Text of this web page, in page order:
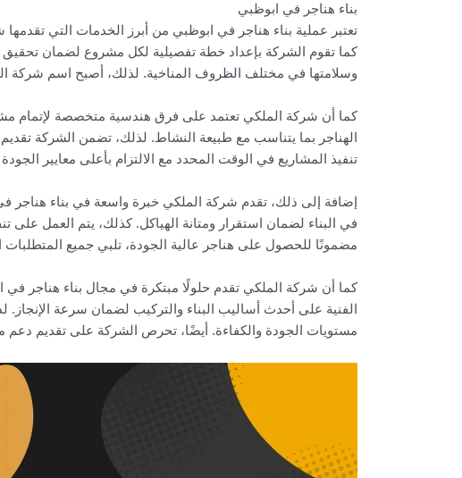
بناء هناجر في ابوظبي
تعتبر عملية بناء هناجر في ابوظبي من أبرز الخدمات التي
كما تقوم الشركة بإعداد خطة تفصيلية لكل مشروع لضمان تحقيق
وسلامتها في مختلف الظروف المناخية. لذلك، أصبح اسم شركة
كما أن شركة الملكي تعتمد على فرق هندسية متخصصة لإتمام
الهناجر بما يتناسب مع طبيعة النشاط. لذلك، تضمن الشركة
تنفيذ المشاريع في الوقت المحدد مع الالتزام بأعلى معايير
إضافة إلى ذلك، تقدم شركة الملكي خبرة واسعة في بناء
في البناء لضمان استقرار ومتانة الهياكل. كذلك، يتم العمل على
مضمونًا للحصول على هناجر عالية الجودة، تلبي جميع المتطلبات
كما أن شركة الملكي تقدم حلولًا مبتكرة في مجال بناء هناجر
الفنية على أحدث أساليب البناء والتركيب لضمان سرعة
مستويات الجودة والكفاءة. أيضًا، تحرص الشركة على تقديم دعم